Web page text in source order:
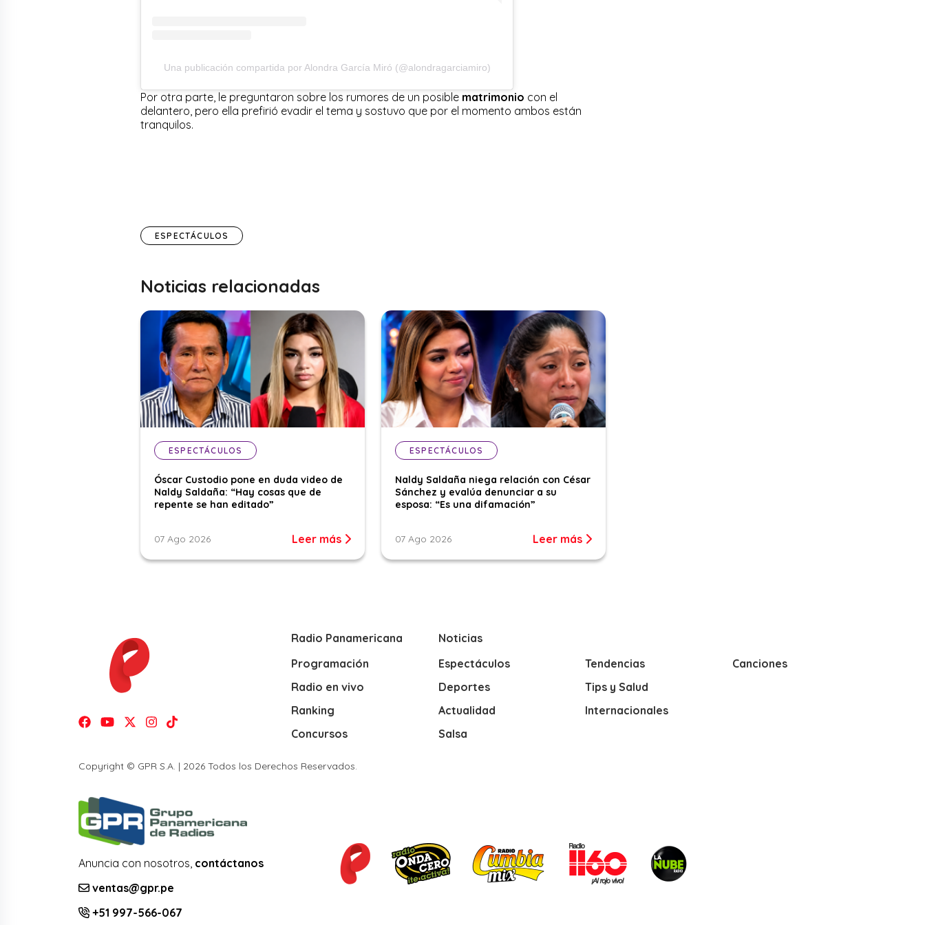
Una publicación compartida por Alondra García Miró (@alondragarciamiro)
Por otra parte, le preguntaron sobre los rumores de un posible matrimonio con el
delantero, pero ella prefirió evadir el tema y sostuvo que por el momento ambos están
tranquilos.
ESPECTÁCULOS
Noticias relacionadas
ESPECTÁCULOS
Óscar Custodio pone en duda video de
Naldy Saldaña: “Hay cosas que de
repente se han editado”
07 Ago 2026 Leer más
ESPECTÁCULOS
Naldy Saldaña niega relación con César
Sánchez y evalúa denunciar a su
esposa: “Es una difamación”
07 Ago 2026 Leer más
Radio Panamericana
Programación
Radio en vivo
Ranking
Concursos
Noticias
Espectáculos
Deportes
Actualidad
Salsa
Tendencias
Tips y Salud
Internacionales
Canciones
Copyright © GPR S.A. | 2026 Todos los Derechos Reservados.
Anuncia con nosotros, contáctanos
ventas@gpr.pe
+51 997-566-067